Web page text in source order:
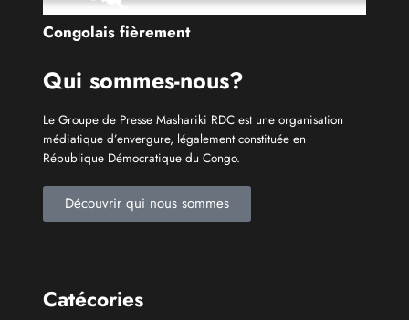
Qui sommes-nous?
Le Groupe de Presse Mashariki RDC est une organisation
République Démocratique du Congo.
Découvrir qui nous sommes